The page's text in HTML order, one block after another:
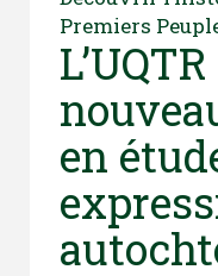
Premiers
en